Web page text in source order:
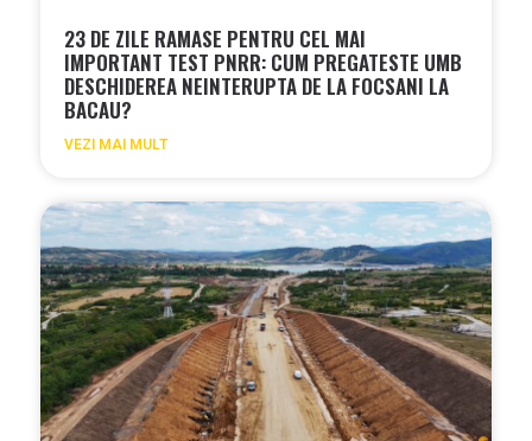
23 DE ZILE RAMASE PENTRU CEL MAI
IMPORTANT TEST PNRR: CUM PREGATESTE UMB
DESCHIDEREA NEINTERUPTA DE LA FOCSANI LA
BACAU?
VEZI MAI MULT